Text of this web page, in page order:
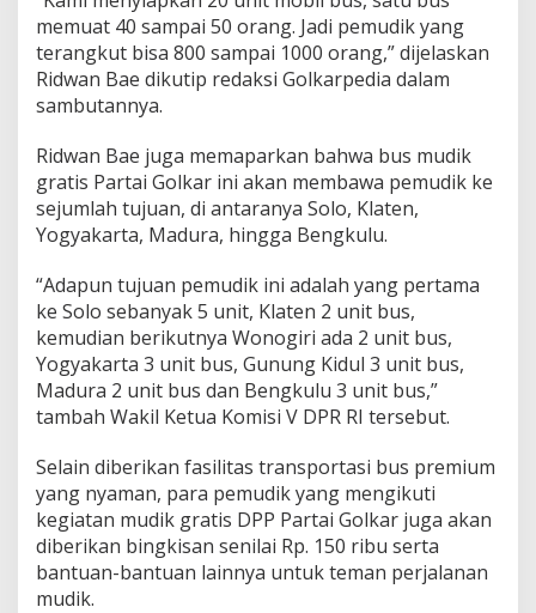
0
0
P
e
m
k
K
e
K
a
t
e
n
,
M
a
u
a
H
i
n
memuat 40 sampai 50 orang. Jadi pemudik yang
terangkut bisa 800 sampai 1000 orang,” dijelaskan
Ridwan Bae dikutip redaksi Golkarpedia dalam
sambutannya.
Ridwan Bae juga memaparkan bahwa bus mudik
gratis Partai Golkar ini akan membawa pemudik ke
sejumlah tujuan, di antaranya Solo, Klaten,
Yogyakarta, Madura, hingga Bengkulu.
“Adapun tujuan pemudik ini adalah yang pertama
ke Solo sebanyak 5 unit, Klaten 2 unit bus,
kemudian berikutnya Wonogiri ada 2 unit bus,
Yogyakarta 3 unit bus, Gunung Kidul 3 unit bus,
Madura 2 unit bus dan Bengkulu 3 unit bus,”
tambah Wakil Ketua Komisi V DPR RI tersebut.
Selain diberikan fasilitas transportasi bus premium
yang nyaman, para pemudik yang mengikuti
kegiatan mudik gratis DPP Partai Golkar juga akan
diberikan bingkisan senilai Rp. 150 ribu serta
bantuan-bantuan lainnya untuk teman perjalanan
mudik.